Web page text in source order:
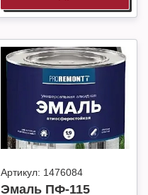
Артикул: 1476084
Эмаль ПФ-115